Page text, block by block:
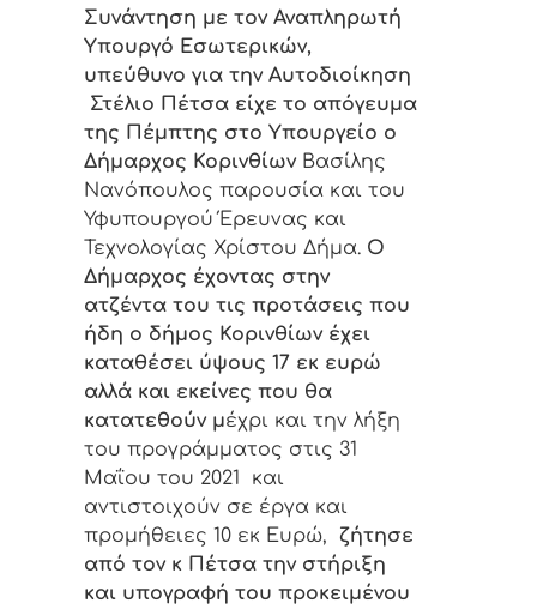
Συνάντηση με τον Αναπληρωτή
Υπουργό Εσωτερικών,
υπεύθυνο για την Αυτοδιοίκηση
Στέλιο Πέτσα είχε το απόγευμα
της Πέμπτης στο Υπουργείο ο
Δήμαρχος Κορινθίων Βασίλης
Νανόπουλος παρουσία και του
Υφυπουργού Έρευνας και
Τεχνολογίας Χρίστου Δήμα. Ο
Δήμαρχος έχοντας στην
ατζέντα του τις προτάσεις που
ήδη ο δήμος Κορινθίων έχει
καταθέσει ύψους 17 εκ ευρώ
αλλά και εκείνες που θα
κατατεθούν μέχρι και την λήξη
του προγράμματος στις 31
Μαΐου του 2021 και
αντιστοιχούν σε έργα και
προμήθειες 10 εκ Ευρώ, ζήτησε
από τον κ Πέτσα την στήριξη
και υπογραφή του προκειμένου